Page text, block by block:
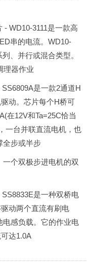
WD10-3111是一款高
串的电流。WD10-
、并行或混合类型。
理器作业
是一款2通道H
动。芯片每个H桥可
在12V和Ta=25C恰当
一台并联直流电机，也
全步或半步
个双极步进电机的双
是一种双桥电
动两个直流有刷电
感负载。它的作业电
达1.0A